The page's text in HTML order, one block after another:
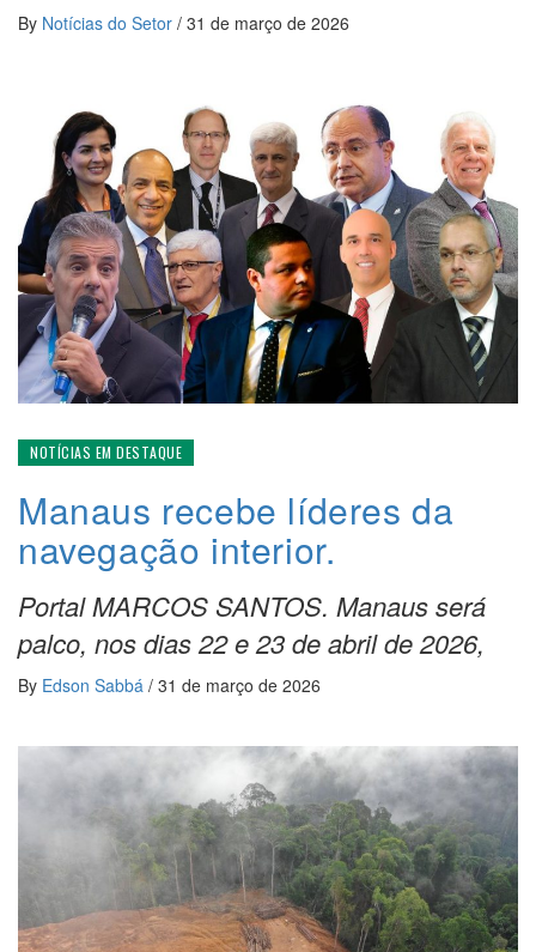
By Notícias do Setor / 31 de março de 2026
NOTÍCIAS EM DESTAQUE
Manaus recebe líderes da
navegação interior.
Portal MARCOS SANTOS. Manaus será
palco, nos dias 22 e 23 de abril de 2026,
By Edson Sabbá / 31 de março de 2026